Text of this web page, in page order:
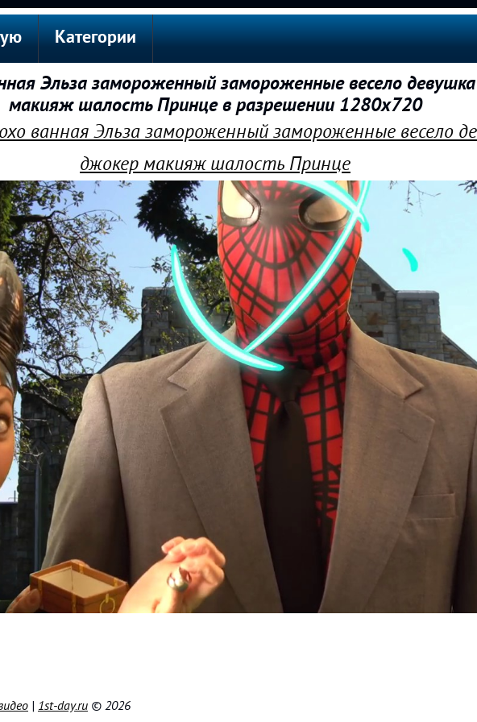
Категории
Эльза замороженный замороженные весело
макияж шалость Принце в разрешении 1280x720
ванная Эльза замороженный замороженные весело
джокер макияж шалость Принце
| 1st-day.ru © 2026